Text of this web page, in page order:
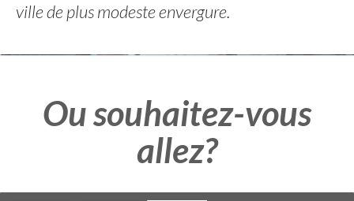
ville de plus modeste envergure.
Ou souhaitez-vous
allez?